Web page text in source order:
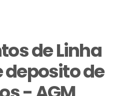
de Linha
deposito de